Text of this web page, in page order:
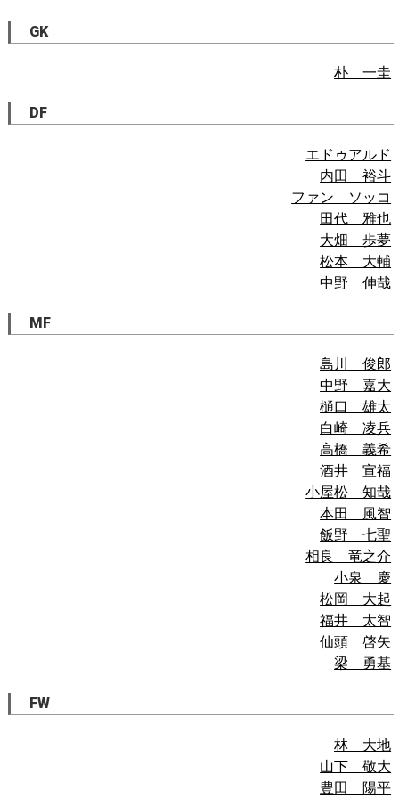
GK
朴 一圭
DF
エドゥアルド
内田 裕斗
ファン ソッコ
田代 雅也
大畑 歩夢
松本 大輔
中野 伸哉
MF
島川 俊郎
中野 嘉大
樋口 雄太
白崎 凌兵
高橋 義希
酒井 宣福
小屋松 知哉
本田 風智
飯野 七聖
相良 竜之介
小泉 慶
松岡 大起
福井 太智
仙頭 啓矢
梁 勇基
FW
林 大地
山下 敬大
豊田 陽平